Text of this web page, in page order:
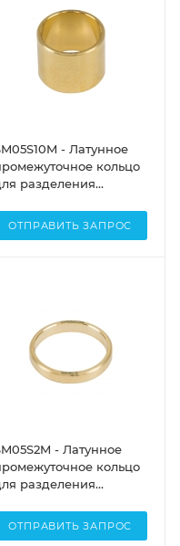
- Латунное
кольцо
разделения
мм, Thorlabs
ОТПРАВИТЬ ЗАПРОС
- Латунное
кольцо
разделения
1/2", толщина: 2
Thorlabs
ОТПРАВИТЬ ЗАПРОС